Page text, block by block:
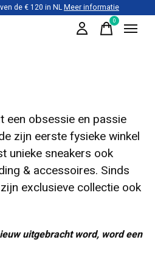
de € 120 in NLMeer informatie
0items
een obsessie en passie
zijn eerste fysieke winkel
unieke sneakers ook
& accessoires. Sinds
exclusieve collectie ook
uitgebracht word, word een